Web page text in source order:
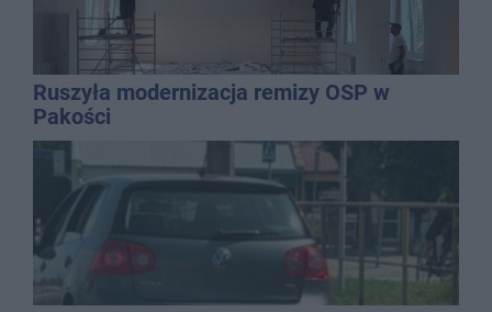
Ruszyła modernizacja remizy OSP w
Pakości